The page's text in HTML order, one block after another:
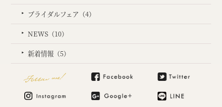
ブライダルフェア（4）
NEWS（10）
新着情報（5）
Follow me!